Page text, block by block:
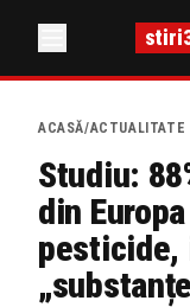
ACASĂ/ACTUALITATE
Studiu:
din
pesticide,